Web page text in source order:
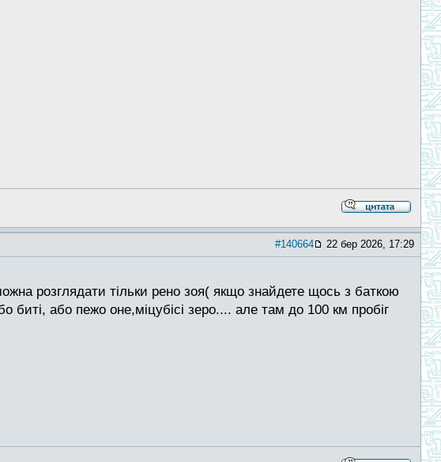
#140664 22 бер 2026, 17:29
розглядати тільки рено зоя( якщо знайдете щось з баткою
биті, або пежо оне,міцубісі зеро.... але там до 100 км пробіг